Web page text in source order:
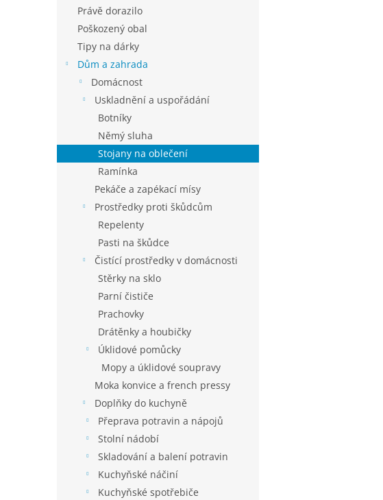
Právě dorazilo
Poškozený obal
Tipy na dárky
Dům a zahrada
Domácnost
Uskladnění a uspořádání
Botníky
Němý sluha
Stojany na oblečení
Ramínka
Pekáče a zapékací mísy
Prostředky proti škůdcům
Repelenty
Pasti na škůdce
Čistící prostředky v domácnosti
Stěrky na sklo
Parní čističe
Prachovky
Drátěnky a houbičky
Úklidové pomůcky
Mopy a úklidové soupravy
Moka konvice a french pressy
Doplňky do kuchyně
Přeprava potravin a nápojů
Stolní nádobí
Skladování a balení potravin
Kuchyňské náčiní
Kuchyňské spotřebiče